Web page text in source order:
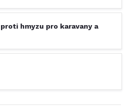
hmyzu pro karavany a